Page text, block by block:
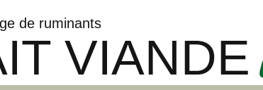
de ruminants
VIANDE